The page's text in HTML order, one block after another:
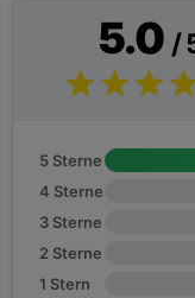
5.0 /
5 Sterne
4 Sterne
3 Sterne
2 Sterne
1 Stern